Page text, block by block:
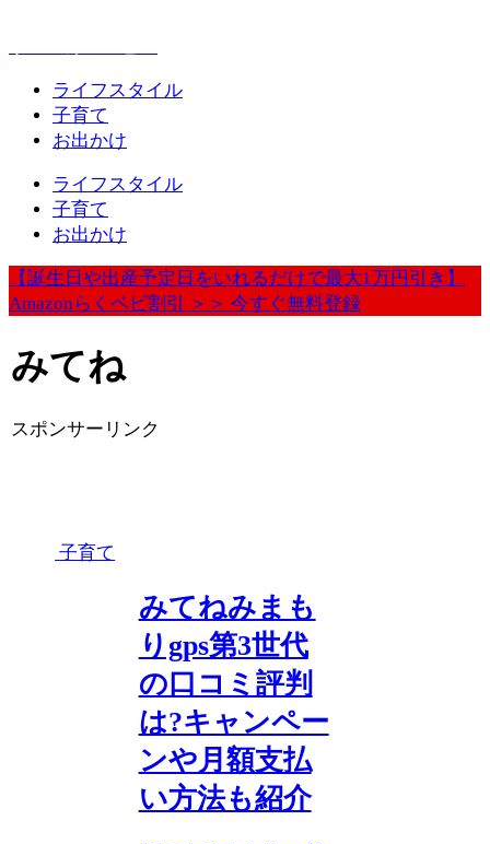
ライフスタイル
子育て
お出かけ
ライフスタイル
子育て
お出かけ
【誕生日や出産予定日をいれるだけで最大1万円引き】
Amazonらくベビ割引 ＞＞ 今すぐ無料登録
みてね
スポンサーリンク
子育て
みてねみまも
りgps第3世代
の口コミ評判
は?キャンペー
ンや月額支払
い方法も紹介